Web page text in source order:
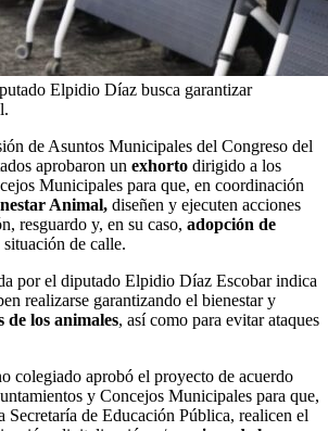
Elpidio Díaz busca garantizar
de Asuntos Municipales del Congreso del
aprobaron un exhorto dirigido a los
Municipales para que, en coordinación
Animal, diseñen y ejecuten acciones
resguardo y, en su caso, adopción de
situación de calle.
por el diputado Elpidio Díaz Escobar indica
realizarse garantizando el bienestar y
de los animales, así como para evitar ataques
colegiado aprobó el proyecto de acuerdo
y Concejos Municipales para que,
Secretaría de Educación Pública, realicen el